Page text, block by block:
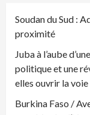
Soudan du Sud :
proximité
Juba à l’aube
politique et une
elles ouvrir la voie
Burkina Faso /